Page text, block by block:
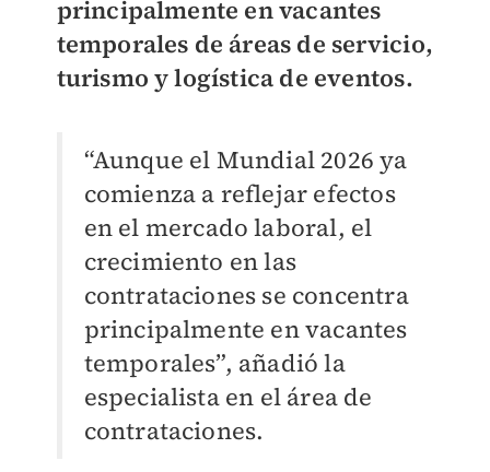
principalmente en vacantes
temporales de áreas de servicio,
turismo y logística de eventos.
“Aunque el Mundial 2026 ya
comienza a reflejar efectos
en el mercado laboral, el
crecimiento en las
contrataciones se concentra
principalmente en vacantes
temporales”, añadió la
especialista en el área de
contrataciones.